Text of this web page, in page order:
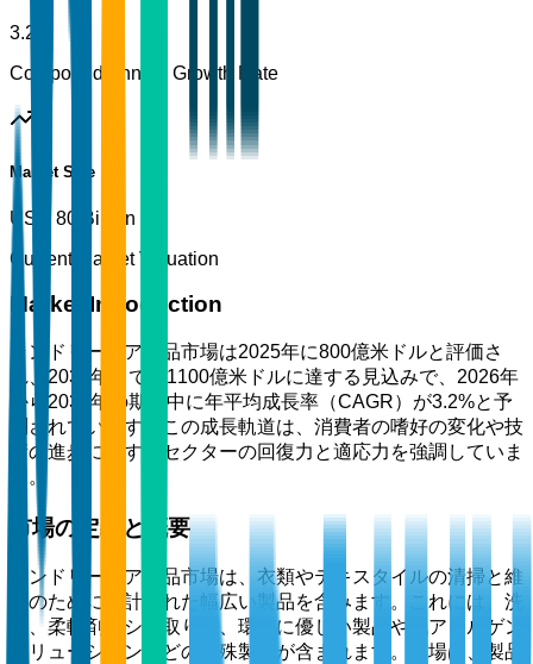
3.2%
Compound Annual Growth Rate
Market Size
USD 80 Billion
Current Market Valuation
Market Introduction
ランドリーケア製品市場は2025年に800億米ドルと評価さ
れ、2035年までに1100億米ドルに達する見込みで、2026年
から2035年の期間中に年平均成長率（CAGR）が3.2%と予
測されています。この成長軌道は、消費者の嗜好の変化や技
術の進歩に対するセクターの回復力と適応力を強調していま
す。
市場の定義と概要
ランドリーケア製品市場は、衣類やテキスタイルの清掃と維
持のために設計された幅広い製品を含みます。これには、洗
剤、柔軟剤、シミ取り剤、環境に優しい製品や低アレルゲン
ソリューションなどの特殊製品が含まれます。市場は、製品